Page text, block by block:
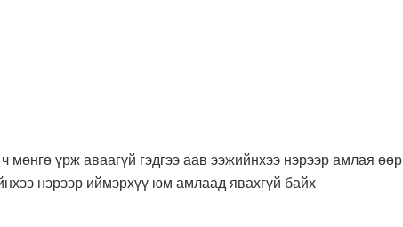
мөнгө үрж аваагүй гэдгээ аав ээжийнхээ нэрээр амлая өөр
нэрээр иймэрхүү юм амлаад явахгүй байх